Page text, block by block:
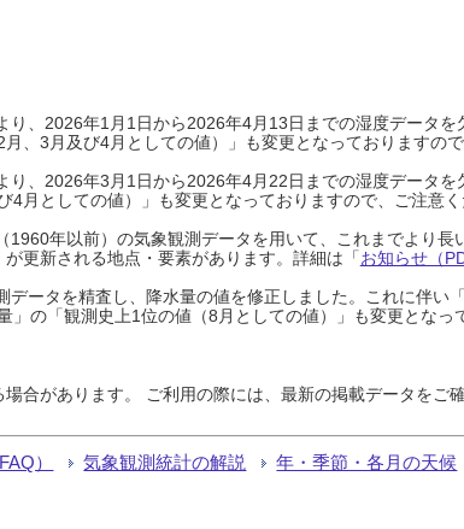
、2026年1月1日から2026年4月13日までの湿度データを
、3月及び4月としての値）」も変更となっておりますので
、2026年3月1日から2026年4月22日までの湿度データを
月としての値）」も変更となっておりますので、ご注意
年以前）の気象観測データを用いて、これまでより長
更新される地点・要素があります。詳細は「お知らせ（
ータを精査し、降水量の値を修正しました。これに伴い
」の「観測史上1位の値（8月としての値）」も変更となっ
合があります。 ご利用の際には、最新の掲載データをご
） 気象観測統計の解説 年・季節・各月の天候